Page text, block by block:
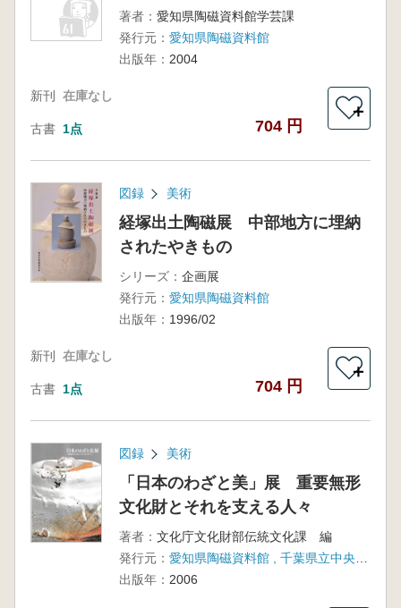
著者： 愛知県陶磁資料館学芸課
発行元： 愛知県陶磁資料館
出版年： 2004
新刊 在庫なし
古書 1点 704 円
＋
図録 美術
経塚出土陶磁展 中部地方に埋納
されたやきもの
シリーズ： 企画展
発行元： 愛知県陶磁資料館
出版年： 1996/02
新刊 在庫なし
古書 1点 704 円
＋
図録 美術
「日本のわざと美」展 重要無形
文化財とそれを支える人々
著者： 文化庁文化財部伝統文化課 編
発行元：
出版年： 2006